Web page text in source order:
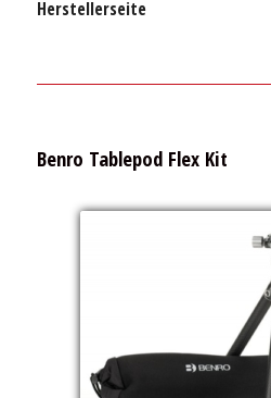
Herstellerseite
Benro Tablepod Flex Kit